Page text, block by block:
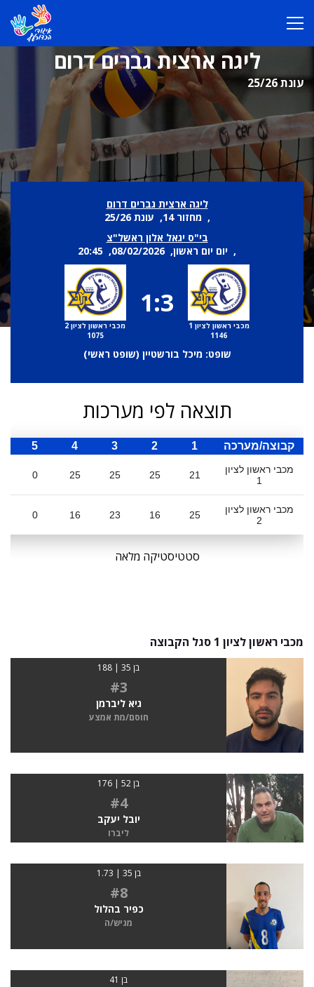
ליגה ארצית גברים דרום
עונת 25/26
ליגה ארצית גברים דרום
, מחזור 14, עונת 25/26
בי"ס יגאל אלון ראשל"צ
, יום יום ראשון, 08/02/2026, 20:45
מכבי ראשון לציון 1
1146
1:3
מכבי ראשון לציון 2
1075
שופט: מיכל בורשטיין (שופט ראשי)
תוצאה לפי מערכות
קבוצה/מערכה 1
2
3
4
5
מכבי ראשון לציון
1
21
25
25
25
0
מכבי ראשון לציון
2
25
16
23
16
0
סטטיסטיקה מלאה
מכבי ראשון לציון 1 סגל הקבוצה
בן 35 | 188
#3
גיא ליברמן
חוסם/מת אמצע
בן 52 | 176
#4
יובל יעקב
ליברו
בן 35 | 1.73
#8
כפיר בהלול
מגיש/ה
בן 41